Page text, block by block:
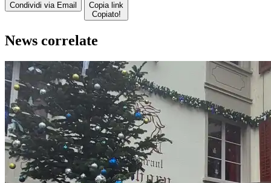
Condividi via Email
Copia link
Copiato!
News correlate